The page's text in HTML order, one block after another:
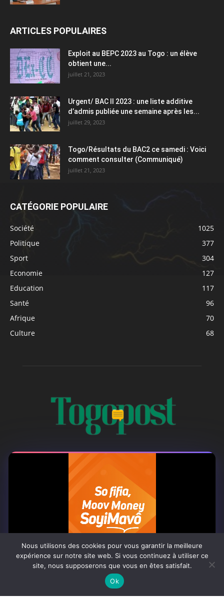
ARTICLES POPULAIRES
Exploit au BEPC 2023 au Togo : un élève
obtient une...
juillet 21, 2023
Urgent/ BAC II 2023 : une liste additive
d’admis publiée une semaine après les...
juillet 29, 2023
Togo/Résultats du BAC2 ce samedi : Voici
comment consulter (Communiqué)
juillet 21, 2023
CATÉGORIE POPULAIRE
Société
1025
Politique
377
Sport
304
Economie
127
Education
117
Santé
96
Afrique
70
Culture
68
Togo Post est un site d'information en ligne ...
Tel : +228 98 42 82 18
SUIVEZ NOUS
Nous utilisons des cookies pour vous garantir la meilleure
expérience sur notre site web. Si vous continuez à utiliser ce
site, nous supposerons que vous en êtes satisfait.
Ok